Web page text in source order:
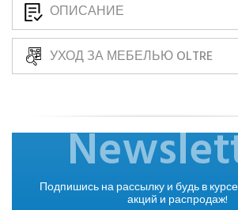
ОПИСАНИЕ
УХОД ЗА МЕБЕЛЬЮ OLTRE
Подпишись на рассылку и будь в
акций и распродаж!